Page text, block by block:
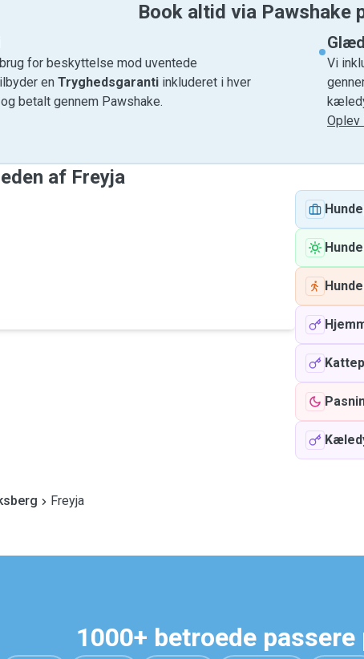
Book altid via Pawshake
for beskyttelse mod uventede
en Tryghedsgaranti inkluderet i hver
betalt gennem Pawshake.
Vi
Oplev
af ​​Freyja
Freyja
1000+ betroede passere